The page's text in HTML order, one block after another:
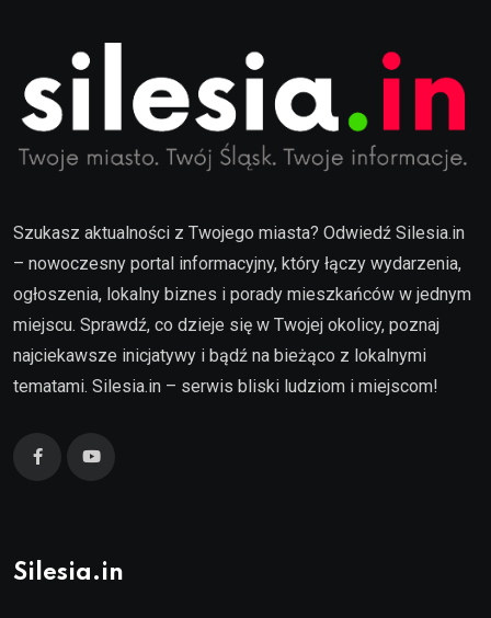
Szukasz aktualności z Twojego miasta? Odwiedź Silesia.in
– nowoczesny portal informacyjny, który łączy wydarzenia,
ogłoszenia, lokalny biznes i porady mieszkańców w jednym
miejscu. Sprawdź, co dzieje się w Twojej okolicy, poznaj
najciekawsze inicjatywy i bądź na bieżąco z lokalnymi
tematami. Silesia.in – serwis bliski ludziom i miejscom!
Silesia.in